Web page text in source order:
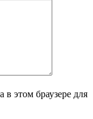
в этом браузере для